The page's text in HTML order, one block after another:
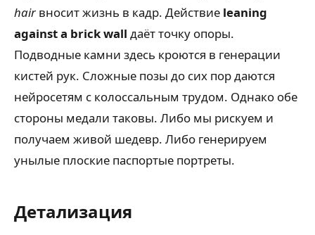
hair вносит жизнь в кадр. Действие leaning
against a brick wall даёт точку опоры.
Подводные камни здесь кроются в генерации
кистей рук. Сложные позы до сих пор даются
нейросетям с колоссальным трудом. Однако обе
стороны медали таковы. Либо мы рискуем и
получаем живой шедевр. Либо генерируем
унылые плоские паспортые портреты.
Детализация